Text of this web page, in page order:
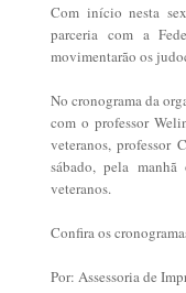
Com início nesta
parceria com a
movimentarão os
No cronograma da
com o professor
veteranos, professor
sábado, pela
veteranos.
Confira os
Por: Assessoria de